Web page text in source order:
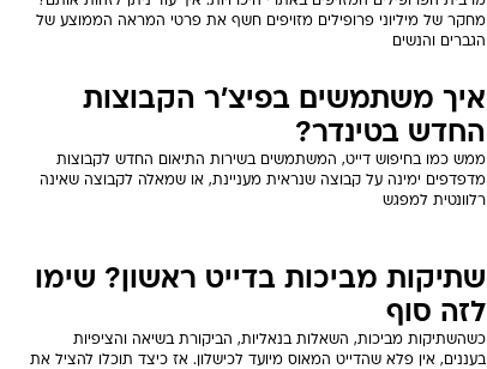
מחקר של מיליוני פרופילים מזויפים חשף את פרטי המראה הממוצע של
הגברים והנשים
איך משתמשים בפיצ'ר הקבוצות
החדש בטינדר?
ממש כמו בחיפוש דייט, המשתמשים בשירות התיאום החדש לקבוצות
מדפדפים ימינה על קבוצה שנראית מעניינת, או שמאלה לקבוצה שאינה
רלוונטית למפגש
שתיקות מביכות בדייט ראשון? שימו
לזה סוף
כשהשתיקות מביכות, השאלות בנאליות, הביקורת בשיאה והציפיות
בעננים, אין פלא שהדייט המאוס מיועד לכישלון. אז כיצד תוכלו להציל את